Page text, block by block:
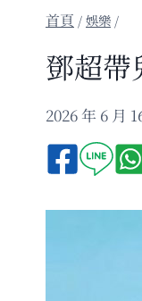
/娛樂 /
鄧超帶
2026 年 6 月